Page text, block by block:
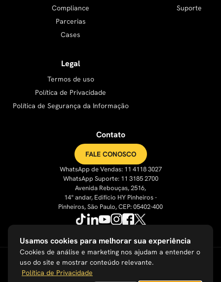
Compliance
Parcerias
Cases
Suporte
Legal
Termos de uso
Política de Privacidade
Política de Segurança da Informação
Contato
FALE CONOSCO
WhatsApp de Vendas: 11 4118 3027
WhatsApp Suporte: 11 3185 2700
Avenida Rebouças, 2516,
14° andar, Edifício HY Pinheiros -
Pinheiros, São Paulo, CEP: 05402-400
Usamos cookies para melhorar sua experiência
Cookies de análise e marketing nos ajudam a entender o
uso do site e mostrar conteúdo relevante.
Política de Privacidade